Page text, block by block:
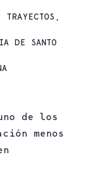
DE SANTO
de los
menos